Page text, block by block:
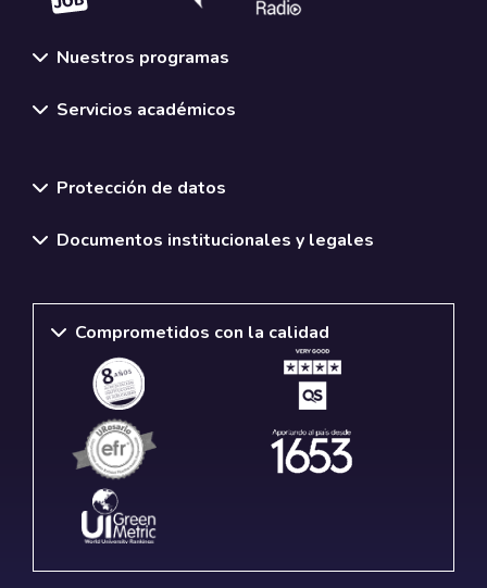
Nuestros programas
Servicios académicos
Protección de datos
Documentos institucionales y legales
Comprometidos con la calidad